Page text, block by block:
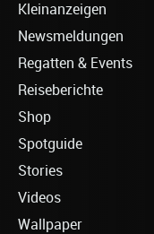
Kleinanzeigen
Newsmeldungen
Regatten & Events
Reiseberichte
Shop
Spotguide
Stories
Videos
Wallpaper